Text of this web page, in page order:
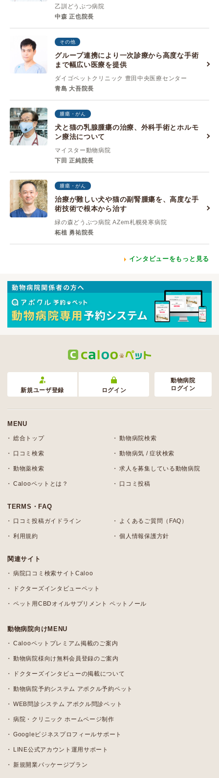
乙訓どうぶつ病院
中森 正也院長
その他
グループ連携により一次診療から高度な手術
まで幅広い医療を提供
ダイゴペットクリニック 豊田中央医療センター
青島 大吾院長
腫瘍・がん
犬と猫の乳腺腫瘍の治療、外科手術とホルモ
ン療法について
マイスター動物病院
下田 正純院長
腫瘍・がん
治療が難しい犬や猫の副腎腫瘍を、高度な手
術技術で根本から治す
緑の森どうぶつ病院 AZem札幌発寒病院
柘植 勇祐院長
インタビューをもっと見る
新規ユーザ登録 ログイン
動物病院
ログイン
MENU
総合トップ 動物病院検索
口コミ検索 動物病気 / 症状検索
動物薬検索 求人を募集している動物病院
Calooペットとは？ 口コミ投稿
TERMS・FAQ
口コミ投稿ガイドライン よくあるご質問（FAQ）
利用規約 個人情報保護方針
関連サイト
病院口コミ検索サイトCaloo
ドクターズインタビューペット
ペット用CBDオイルサプリメント ペットノール
動物病院向けMENU
Calooペットプレミアム掲載のご案内
動物病院様向け無料会員登録のご案内
ドクターズインタビューの掲載について
動物病院予約システム アポクル予約ペット
WEB問診システム アポクル問診ペット
病院・クリニック ホームページ制作
Googleビジネスプロフィールサポート
LINE公式アカウント運用サポート
新規開業パッケージプラン